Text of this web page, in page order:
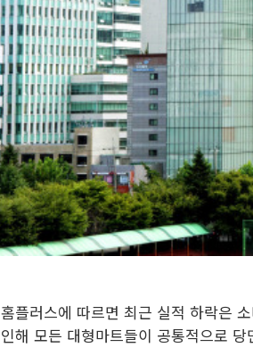
홈플러스에 따르면 최근 실적 하락은
인해 모든 대형마트들이 공통적으로